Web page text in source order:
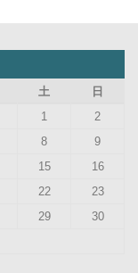
土
日
1
2
8
9
15
16
22
23
29
30